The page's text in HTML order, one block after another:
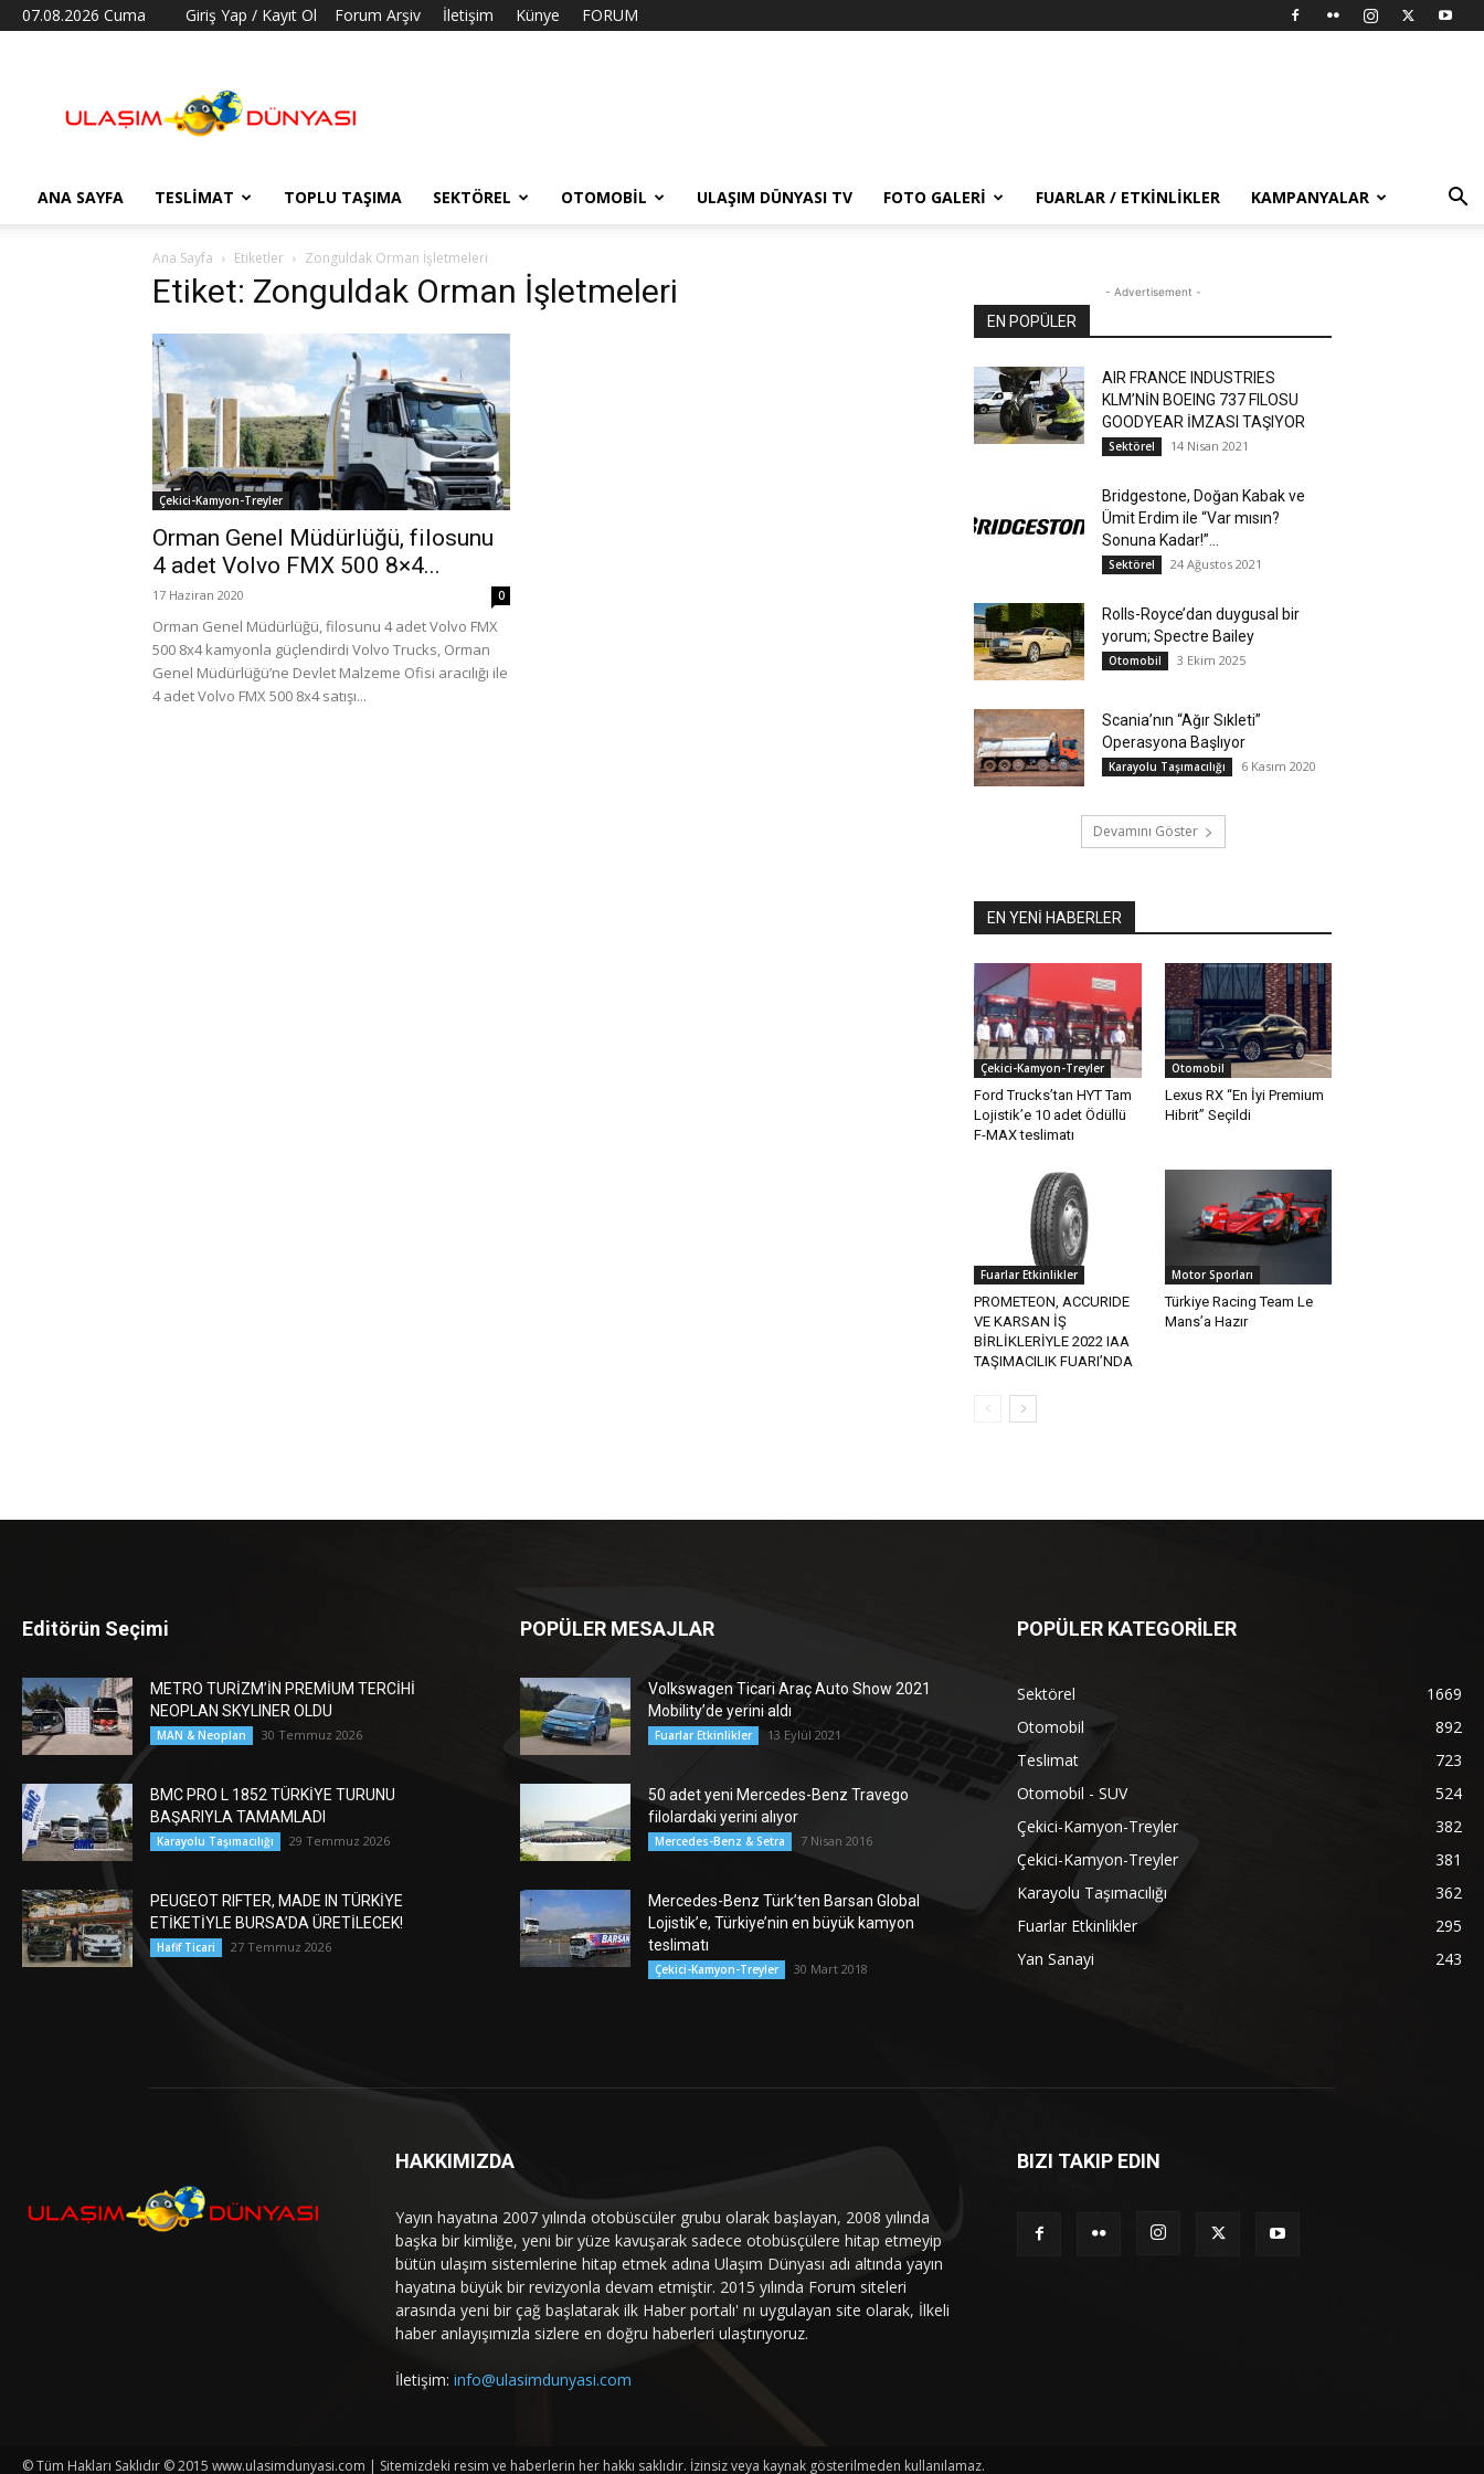
07.08.2026 Cuma Giriş Yap / Kayıt Ol Forum Arşiv İletişim Künye FORUM
Dünyası
ANA SAYFA TESLIMAT TOPLU TAŞIMA SEKTÖREL OTOMOBIL ULAŞIM DÜNYASI TV FOTO GALERI FUARLAR / ETKINLIKLER KAMPANYALAR
Ana Sayfa Etiketler Zonguldak Orman İşletmeleri
Etiket: Zonguldak Orman İşletmeleri
Çekici-Kamyon-Treyler
Orman Genel Müdürlüğü, filosunu
4 adet Volvo FMX 500 8×4...
17 Haziran 2020 0
Orman Genel Müdürlüğü, filosunu 4 adet Volvo FMX
500 8x4 kamyonla güçlendirdi Volvo Trucks, Orman
Genel Müdürlüğü’ne Devlet Malzeme Ofisi aracılığı ile
4 adet Volvo FMX 500 8x4 satışı...
- Advertisement -
EN POPÜLER
AIR FRANCE INDUSTRIES
KLM’NİN BOEING 737 FILOSU
GOODYEAR İMZASI TAŞIYOR
Sektörel 14 Nisan 2021
Bridgestone, Doğan Kabak ve
Ümit Erdim ile “Var mısın?
Sonuna Kadar!”...
Sektörel 24 Ağustos 2021
Rolls-Royce’dan duygusal bir
yorum; Spectre Bailey
Otomobil 3 Ekim 2025
Scania’nın “Ağır Sıkleti”
Operasyona Başlıyor
Karayolu Taşımacılığı 6 Kasım 2020
Devamını Göster
EN YENİ HABERLER
Çekici-Kamyon-Treyler
Ford Trucks’tan HYT Tam
Lojistik’e 10 adet Ödüllü
F-MAX teslimatı
Otomobil
Lexus RX “En İyi Premium
Hibrit” Seçildi
Fuarlar Etkinlikler
PROMETEON, ACCURIDE
VE KARSAN İŞ
BİRLİKLERİYLE 2022 IAA
TAŞIMACILIK FUARI’NDA
Motor Sporları
Türkiye Racing Team Le
Mans’a Hazır
Editörün Seçimi
METRO TURİZM’İN PREMİUM TERCİHİ
NEOPLAN SKYLINER OLDU
MAN & Neoplan 30 Temmuz 2026
BMC PRO L 1852 TÜRKİYE TURUNU
BAŞARIYLA TAMAMLADI
Karayolu Taşımacılığı 29 Temmuz 2026
PEUGEOT RIFTER, MADE IN TÜRKİYE
ETİKETİYLE BURSA’DA ÜRETİLECEK!
Hafif Ticari 27 Temmuz 2026
POPÜLER MESAJLAR
Volkswagen Ticari Araç Auto Show 2021
Mobility’de yerini aldı
Fuarlar Etkinlikler 13 Eylül 2021
50 adet yeni Mercedes-Benz Travego
filolardaki yerini alıyor
Mercedes-Benz & Setra 7 Nisan 2016
Mercedes-Benz Türk’ten Barsan Global
Lojistik’e, Türkiye’nin en büyük kamyon
teslimatı
Çekici-Kamyon-Treyler 30 Mart 2018
POPÜLER KATEGORİLER
Sektörel
1669
Otomobil
892
Teslimat
723
Otomobil - SUV
524
Çekici-Kamyon-Treyler
382
Çekici-Kamyon-Treyler
381
Karayolu Taşımacılığı
362
Fuarlar Etkinlikler
295
Yan Sanayi
243
HAKKIMIZDA
Yayın hayatına 2007 yılında otobüscüler grubu olarak başlayan, 2008 yılında
başka bir kimliğe, yeni bir yüze kavuşarak sadece otobüsçülere hitap etmeyip
bütün ulaşım sistemlerine hitap etmek adına Ulaşım Dünyası adı altında yayın
hayatına büyük bir revizyonla devam etmiştir. 2015 yılında Forum siteleri
arasında yeni bir çağ başlatarak ilk Haber portalı' nı uygulayan site olarak, İlkeli
haber anlayışımızla sizlere en doğru haberleri ulaştırıyoruz.
İletişim: info@ulasimdunyasi.com
BIZI TAKIP EDIN
© Tüm Hakları Saklıdır © 2015 www.ulasimdunyasi.com | Sitemizdeki resim ve haberlerin her hakkı saklıdır. İzinsiz veya kaynak gösterilmeden kullanılamaz.